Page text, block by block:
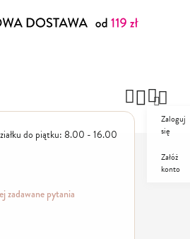
do piątku: 8.00 - 16.00
zadawane pytania
Zaloguj
się
Załóż
konto